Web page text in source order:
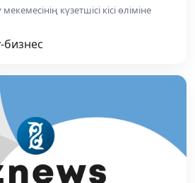
күзетшісі кісі өліміне